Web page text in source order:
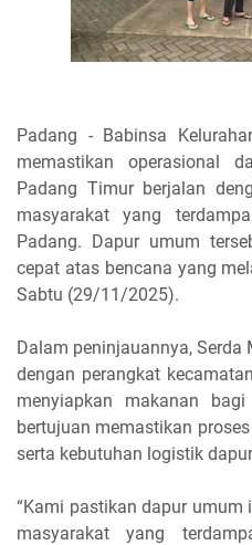
Padang - Babinsa
memastikan operasional
Padang Timur berjalan
masyarakat yang
Padang. Dapur umum
cepat atas bencana yang
Sabtu (29/11/2025).
Dalam peninjauannya,
dengan perangkat
menyiapkan makanan
bertujuan memastikan
serta kebutuhan logistik
“Kami pastikan dapur umum
masyarakat yang